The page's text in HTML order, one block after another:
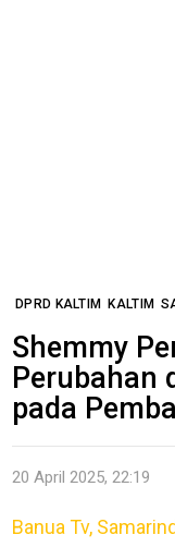
DPRD KALTIM KALTIM
Shemmy
Perubahan
pada
20 April 2025, 22:19
Banua Tv,